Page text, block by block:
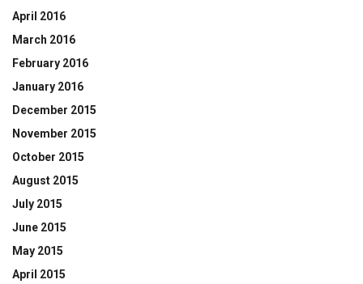
April 2016
March 2016
February 2016
January 2016
December 2015
November 2015
October 2015
August 2015
July 2015
June 2015
May 2015
April 2015